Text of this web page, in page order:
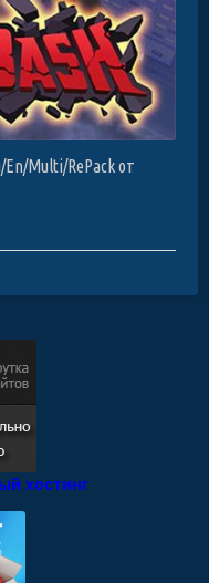
Multi/RePack от
хостинг